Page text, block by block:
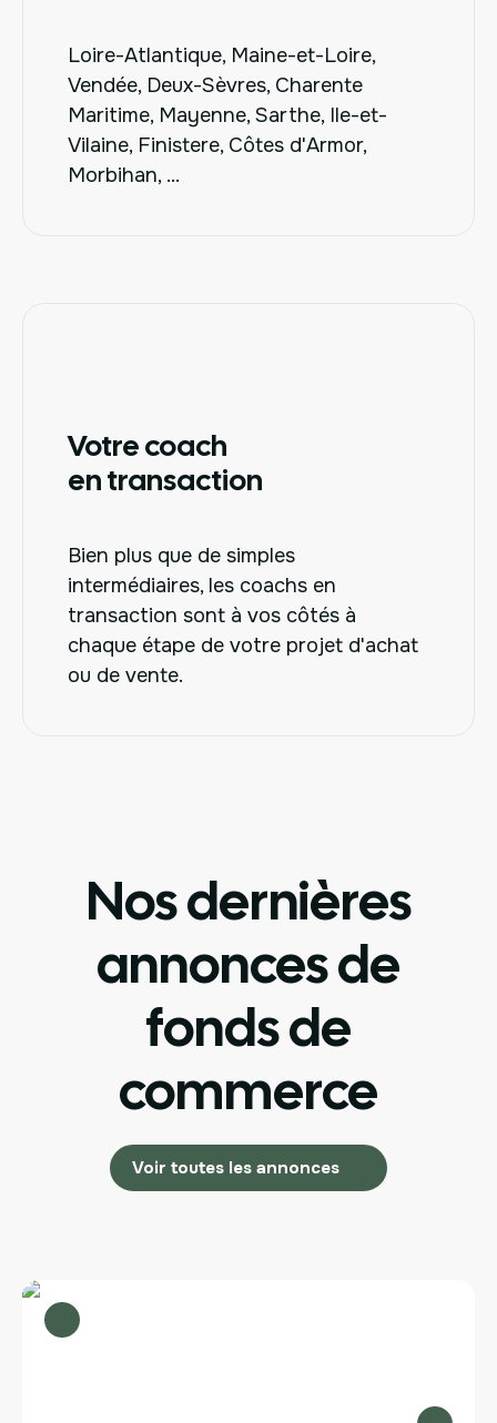
Loire-Atlantique, Maine-et-Loire,
Vendée, Deux-Sèvres, Charente
Maritime, Mayenne, Sarthe, Ile-et-
Vilaine, Finistere, Côtes d'Armor,
Morbihan, ...
Votre coach
en transaction
Bien plus que de simples
intermédiaires, les coachs en
transaction sont à vos côtés à
chaque étape de votre projet d'achat
ou de vente.
Nos dernières
annonces de
fonds de
commerce
Voir toutes les annonces